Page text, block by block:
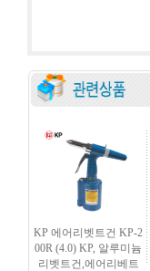
KP 에어리벳트건 KP-2
00R (4.0) KP, 알루미늄
리벳트건,에어리베트